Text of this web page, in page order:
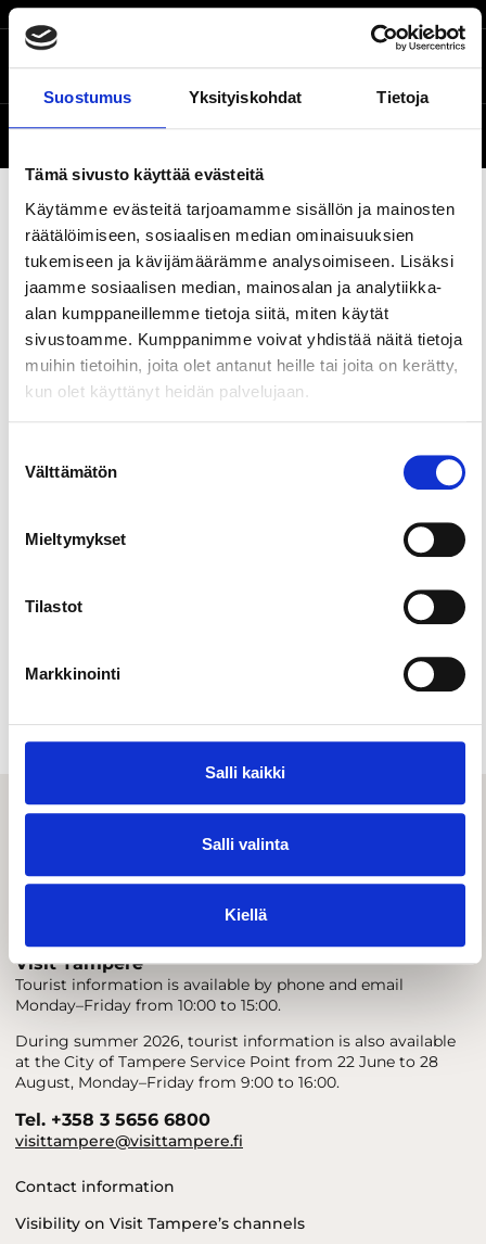
Suostumus Yksityiskohdat Tietoja
Tämä sivusto käyttää evästeitä
Käytämme evästeitä tarjoamamme sisällön ja mainosten
räätälöimiseen, sosiaalisen median ominaisuuksien
tukemiseen ja kävijämäärämme analysoimiseen. Lisäksi
jaamme sosiaalisen median, mainosalan ja analytiikka-
alan kumppaneillemme tietoja siitä, miten käytät
sivustoamme. Kumppanimme voivat yhdistää näitä tietoja
muihin tietoihin, joita olet antanut heille tai joita on kerätty,
kun olet käyttänyt heidän palvelujaan.
valinta
Välttämätön
Mieltymykset
Tilastot
Markkinointi
Salli kaikki
Salli valinta
Kiellä
Location on the map Kuruntie, Ylöjärvi
Share this page
Kuusela beach is located next to the lake Näsijärvi.
The beach has changing rooms and toilets. You
can also use the pier at Kuusela beach for
Visit Tampere
Tourist information is available by phone and email
Monday–Friday from 10:00 to 15:00.
During summer 2026, tourist information is also available
at the City of Tampere Service Point from 22 June to 28
August, Monday–Friday from 9:00 to 16:00.
Tel. +358 3 5656 6800
visittampere@visittampere.fi
Contact information
Visibility on Visit Tampere’s channels